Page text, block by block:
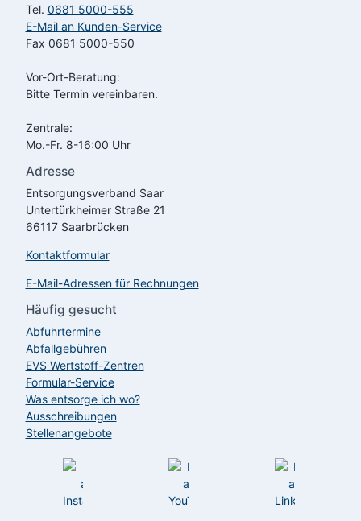
Tel. 0681 5000-555
E-Mail an Kunden-Service
Fax 0681 5000-550
Vor-Ort-Beratung:
Bitte Termin vereinbaren.
Zentrale:
Mo.-Fr. 8-16:00 Uhr
Adresse
Entsorgungsverband Saar
Untertürkheimer Straße 21
66117 Saarbrücken
Kontaktformular
E-Mail-Adressen für Rechnungen
Häufig gesucht
Abfuhrtermine
Abfallgebühren
EVS Wertstoff-Zentren
Formular-Service
Was entsorge ich wo?
Ausschreibungen
Stellenangebote